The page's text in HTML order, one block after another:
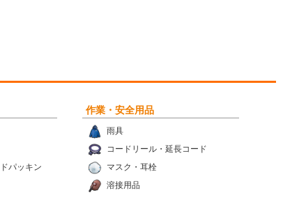
パッキン
作業・安全用品
雨具
コードリール・延長コード
マスク・耳栓
溶接用品